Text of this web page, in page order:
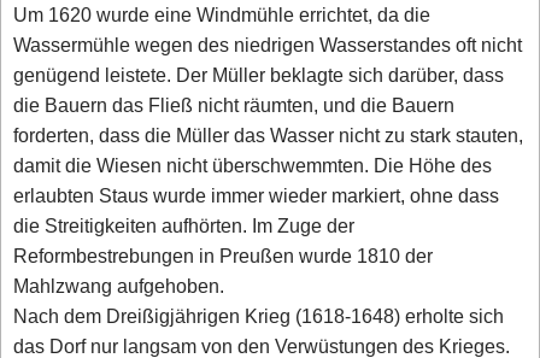
Um 1620 wurde eine Windmühle errichtet, da die
Wassermühle wegen des niedrigen Wasserstandes oft nicht
genügend leistete. Der Müller beklagte sich darüber, dass
die Bauern das Fließ nicht räumten, und die Bauern
forderten, dass die Müller das Wasser nicht zu stark stauten,
damit die Wiesen nicht überschwemmten. Die Höhe des
erlaubten Staus wurde immer wieder markiert, ohne dass
die Streitigkeiten aufhörten. Im Zuge der
Reformbestrebungen in Preußen wurde 1810 der
Mahlzwang aufgehoben.
Nach dem Dreißigjährigen Krieg (1618-1648) erholte sich
das Dorf nur langsam von den Verwüstungen des Krieges.